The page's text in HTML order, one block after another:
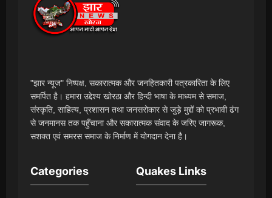
"झार न्यूज" निष्पक्ष, सकारात्मक और जनहितकारी पत्रकारिता के लिए
समर्पित है। हमारा उद्देश्य खोरठा और हिन्दी भाषा के माध्यम से समाज,
संस्कृति, साहित्य, प्रशासन तथा जनसरोकार से जुड़े मुद्दों को प्रभावी ढंग
से जनमानस तक पहुँचाना और सकारात्मक संवाद के जरिए जागरूक,
सशक्त एवं समरस समाज के निर्माण में योगदान देना है।
Categories Quakes Links